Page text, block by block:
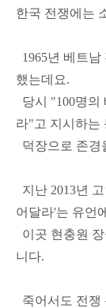
한국 전쟁에는
1965년 베트
했는데요.
당시 "100명의
라"고 지시하는
덕장으로 존경
지난 2013년
어달라'는 유언
이곳 현충원
니다.
죽어서도 전쟁